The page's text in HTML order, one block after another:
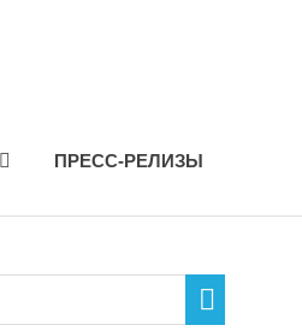
ПРЕСС-РЕЛИЗЫ